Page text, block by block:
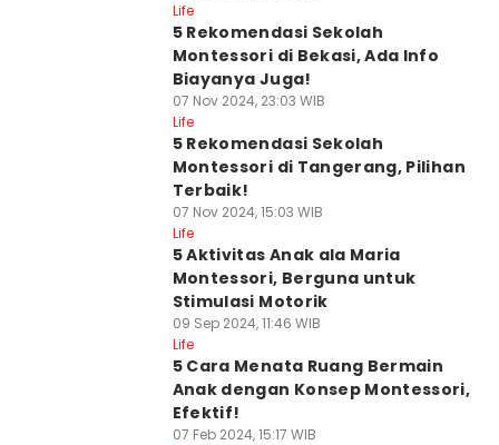
Life
5 Rekomendasi Sekolah
Montessori di Bekasi, Ada Info
Biayanya Juga!
07 Nov 2024, 23:03 WIB
Life
5 Rekomendasi Sekolah
Montessori di Tangerang, Pilihan
Terbaik!
07 Nov 2024, 15:03 WIB
Life
5 Aktivitas Anak ala Maria
Montessori, Berguna untuk
Stimulasi Motorik
09 Sep 2024, 11:46 WIB
Life
5 Cara Menata Ruang Bermain
Anak dengan Konsep Montessori,
Efektif!
07 Feb 2024, 15:17 WIB